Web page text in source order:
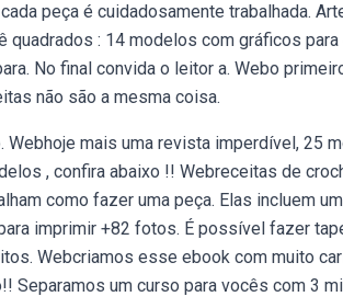
peça é cuidadosamente trabalhada.
quadrados : 14 modelos com gráficos
No final convida o leitor a. Webo
não são a mesma coisa.
Webhoje mais uma revista imperdível, 25
, confira abaixo !! Webreceitas de
como fazer uma peça. Elas incluem
imprimir +82 fotos. É possível fazer
Webcriamos esse ebook com muito
Separamos um curso para vocês com 3